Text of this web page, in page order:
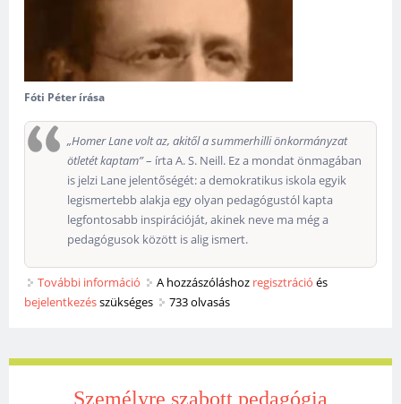
Fóti Péter írása
„Homer Lane volt az, akitől a summerhilli önkormányzat
ötletét kaptam”– írta A. S. Neill. Ez a mondat önmagában
is jelzi Lane jelentőségét: a demokratikus iskola egyik
legismertebb alakja egy olyan pedagógustól kapta
legfontosabb inspirációját, akinek neve ma még a
pedagógusok között is alig ismert.
További információ Homer Lane újra és újra tartalommal
kapcsolatosan
A hozzászóláshoz regisztráció és
bejelentkezésszükséges 733 olvasás
Személyre szabott pedagógia